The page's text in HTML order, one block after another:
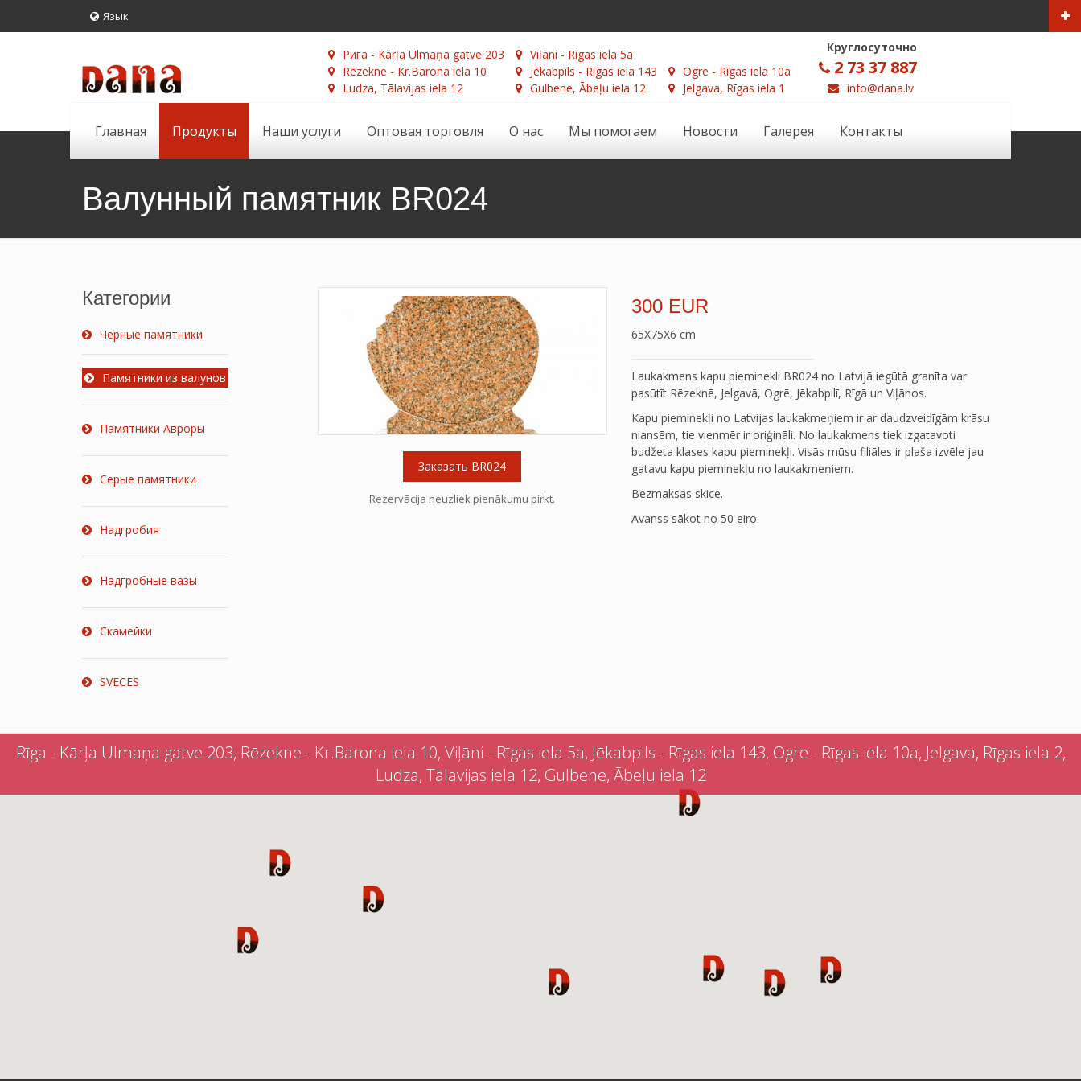
Язык
Рига - Kārļa Ulmaņa gatve 203
Rēzekne - Kr.Barona iela 10
Ludza, Tālavijas iela 12
Viļāni - Rīgas iela 5a
Jēkabpils - Rīgas iela 143
Gulbene, Ābeļu iela 12
Ogre - Rīgas iela 10a
Jelgava, Rīgas iela 1
Круглосуточно
2 73 37 887
info@dana.lv
Главная Продукты Наши услуги Оптовая торговля О нас Мы помогаем Новости Галерея Контакты
Валунный памятник BR024
Категории
Черные памятники
Памятники из валунов
Памятники Авроры
Серые памятники
Надгробия
Надгробные вазы
Скамейки
SVECES
Заказать BR024
Rezervācija neuzliek pienākumu pirkt.
300 EUR
65X75X6 cm
Laukakmens kapu pieminekli BR024 no Latvijā iegūtā granīta var
pasūtīt Rēzeknē, Jelgavā, Ogrē, Jēkabpilī, Rīgā un Viļānos.
Kapu pieminekļi no Latvijas laukakmeņiem ir ar daudzveidīgām krāsu
niansēm, tie vienmēr ir oriģināli. No laukakmens tiek izgatavoti
budžeta klases kapu pieminekļi. Visās mūsu filiāles ir plaša izvēle jau
gatavu kapu pieminekļu no laukakmeņiem.
Bezmaksas skice.
Avanss sākot no 50 eiro.
Rīga - Kārļa Ulmaņa gatve 203, Rēzekne - Kr.Barona iela 10, Viļāni - Rīgas iela 5a, Jēkabpils - Rīgas iela 143, Ogre - Rīgas iela 10a, Jelgava, Rīgas iela 2,
Ludza, Tālavijas iela 12, Gulbene, Ābeļu iela 12